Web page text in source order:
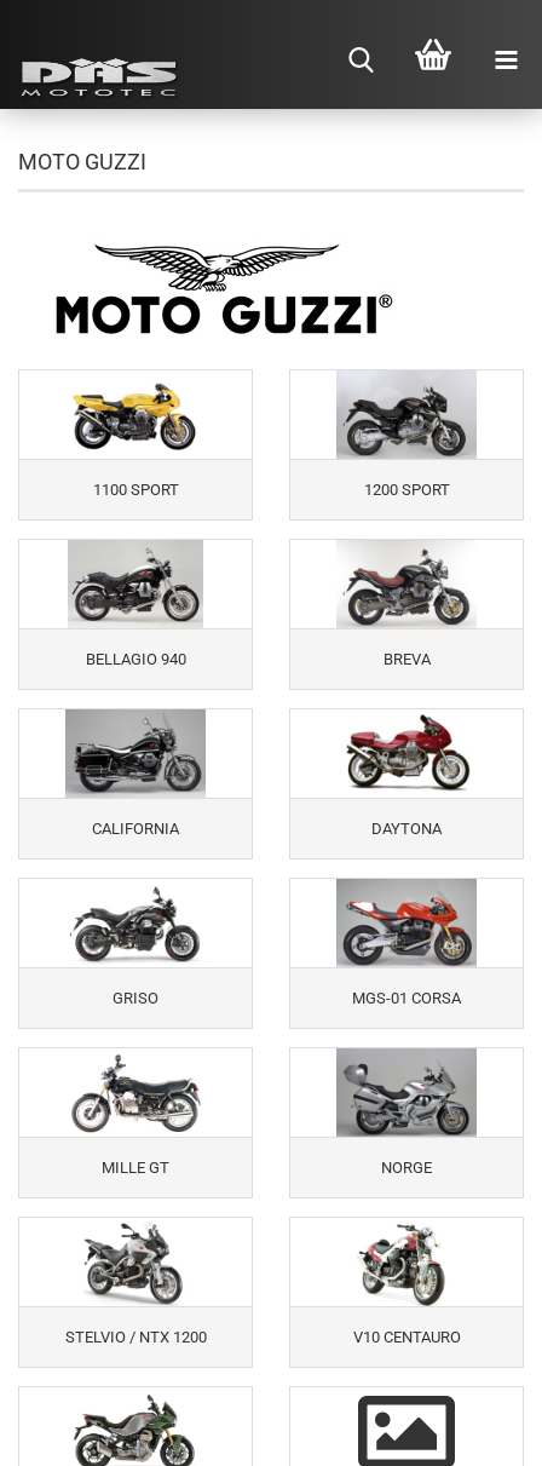
MOTO GUZZI
1100 SPORT 1200 SPORT
BELLAGIO 940 BREVA
CALIFORNIA DAYTONA
GRISO MGS-01 CORSA
MILLE GT NORGE
STELVIO / NTX 1200 V10 CENTAURO